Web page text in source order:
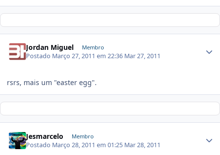
Jordan Miguel Membro
Postado Março 27, 2011 em 22:36 Mar 27, 2011
rsrs, mais um "easter egg".
Jesmarcelo Membro
Postado Março 28, 2011 em 01:25 Mar 28, 2011